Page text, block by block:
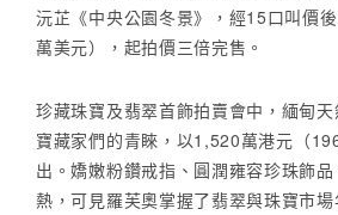
沅芷《中央公園冬景》，經15口叫價
萬美元），起拍價三倍完售。
珍藏珠寶及翡翠首飾拍賣會中，緬甸
寶藏家們的青睞，以1,520萬港元（
出。嬌嫩粉鑽戒指、圓潤雍容珍珠飾
熱，可見羅芙奧掌握了翡翠與珠寶市場